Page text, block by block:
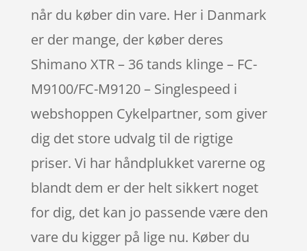
når du køber din vare. Her i Danmark
er der mange, der køber deres
Shimano XTR – 36 tands klinge – FC-
M9100/FC-M9120 – Singlespeed i
webshoppen Cykelpartner, som giver
dig det store udvalg til de rigtige
priser. Vi har håndplukket varerne og
blandt dem er der helt sikkert noget
for dig, det kan jo passende være den
vare du kigger på lige nu. Køber du